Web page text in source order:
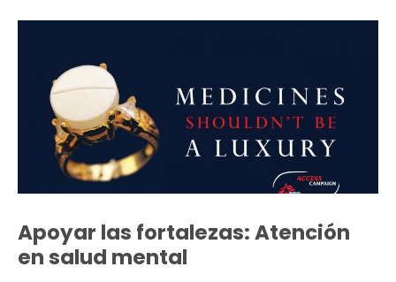
Apoyar las fortalezas: Atención
en salud mental